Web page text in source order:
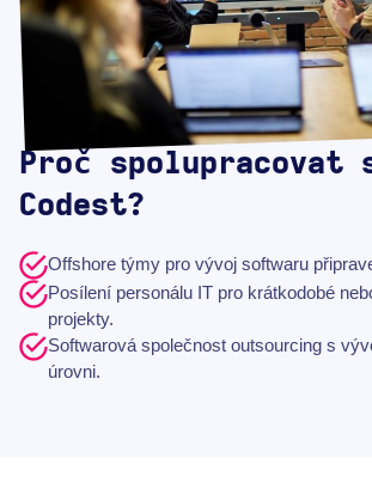
Proč spolupracovat
Codest?
Offshore týmy pro vývoj softwaru
Posílení personálu IT pro krátkodobé
projekty.
Softwarová společnost outsourcing s
úrovni.